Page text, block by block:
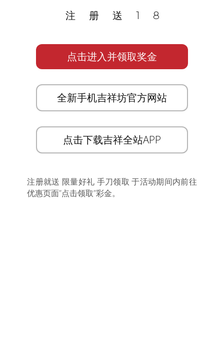
注册送18
点击进入并领取奖金
全新手机吉祥坊官方网站
点击下载吉祥全站APP
注册就送 限量好礼 手刀领取 于活动期间内前往
优惠页面”点击领取”彩金。